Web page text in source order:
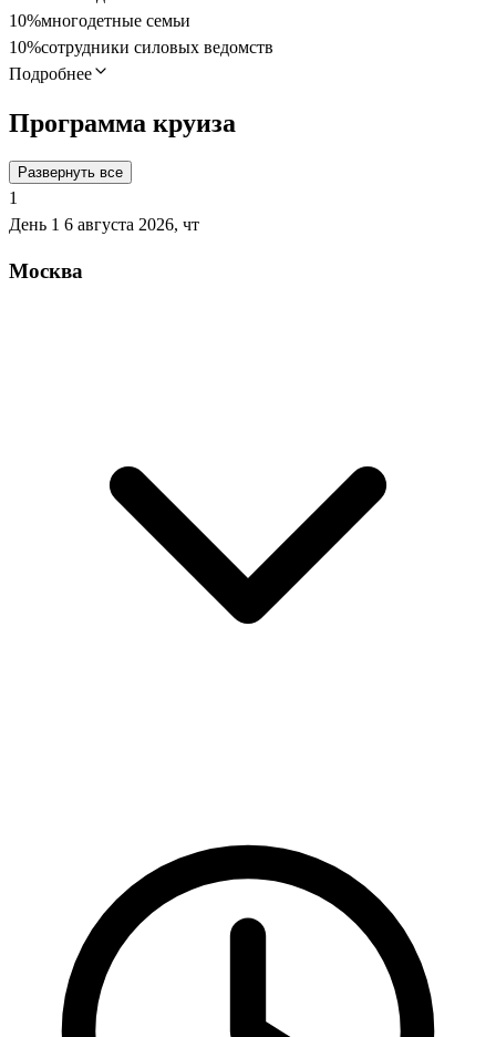
10%многодетные семьи
10%сотрудники силовых ведомств
Подробнее
Программа круиза
Развернуть все
1
День 1 6 августа 2026, чт
Москва